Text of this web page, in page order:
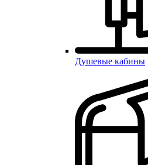
Душевые кабины